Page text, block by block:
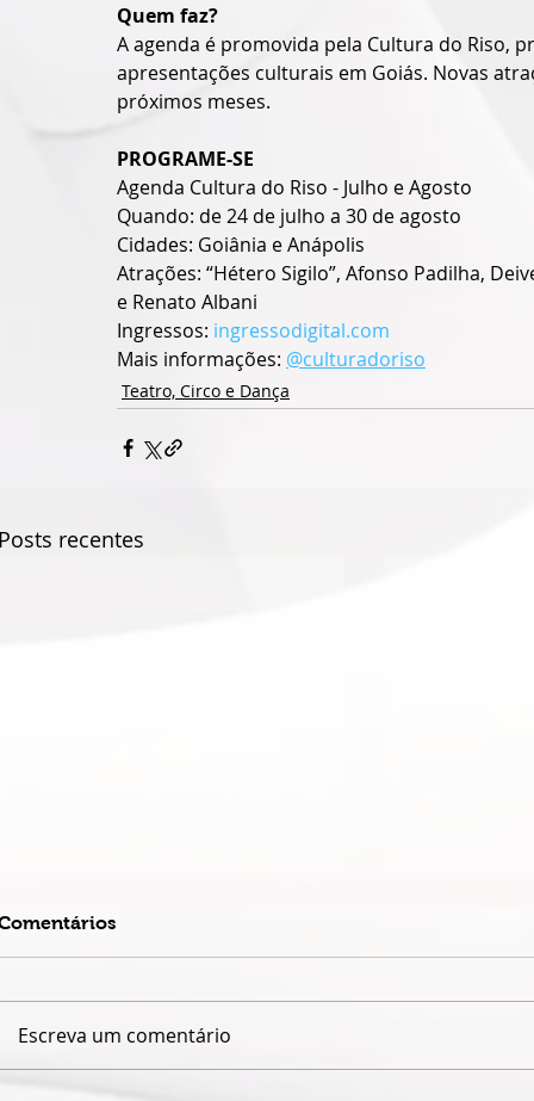
Quem faz?
A agenda é promovida pela Cultura do Riso,
apresentações culturais em Goiás. Novas
próximos meses.
PROGRAME-SE
Agenda Cultura do Riso - Julho e Agosto
Quando: de 24 de julho a 30 de agosto
Cidades: Goiânia e Anápolis
Atrações: “Hétero Sigilo”, Afonso Padilha,
e Renato Albani
Ingressos: ingressodigital.com
Mais informações: @culturadoriso
Teatro, Circo e Dança
recentes
Escreva um comentário